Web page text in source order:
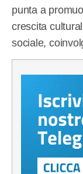
punta a
crescita
sociale,